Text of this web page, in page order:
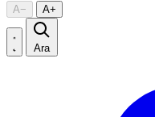
A− A+
Ara